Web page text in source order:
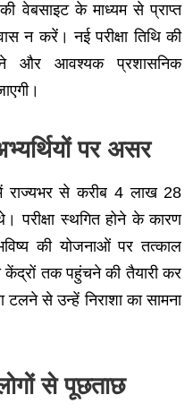
वेबसाइट के माध्यम से प्राप्त
न करें। नई परीक्षा तिथि की
और आवश्यक प्रशासनिक
पर असर
में राज्यभर से करीब 4 लाख 28
परीक्षा स्थगित होने के कारण
की योजनाओं पर तत्काल
केंद्रों तक पहुंचने की तैयारी कर
से उन्हें निराशा का सामना
से पूछताछ